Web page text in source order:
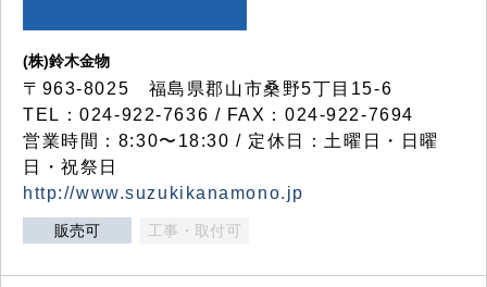
(株)鈴木金物
〒963-8025 福島県郡山市桑野5丁目15-6
TEL：024-922-7636 / FAX：024-922-7694
営業時間：8:30〜18:30 / 定休日：土曜日・日曜
日・祝祭日
http://www.suzukikanamono.jp
販売可 工事・取付可